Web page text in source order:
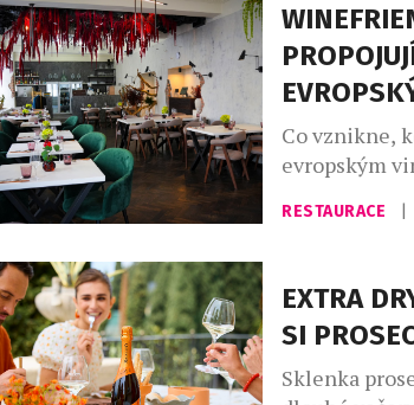
Co vznikne,
evropským
napříč
připravila na
restauraci
RESTAURACE
EXTRA
SI
Sklenka